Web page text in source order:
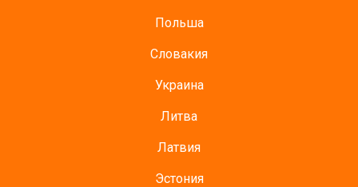
Польша
Словакия
Украина
Литва
Латвия
Эстония